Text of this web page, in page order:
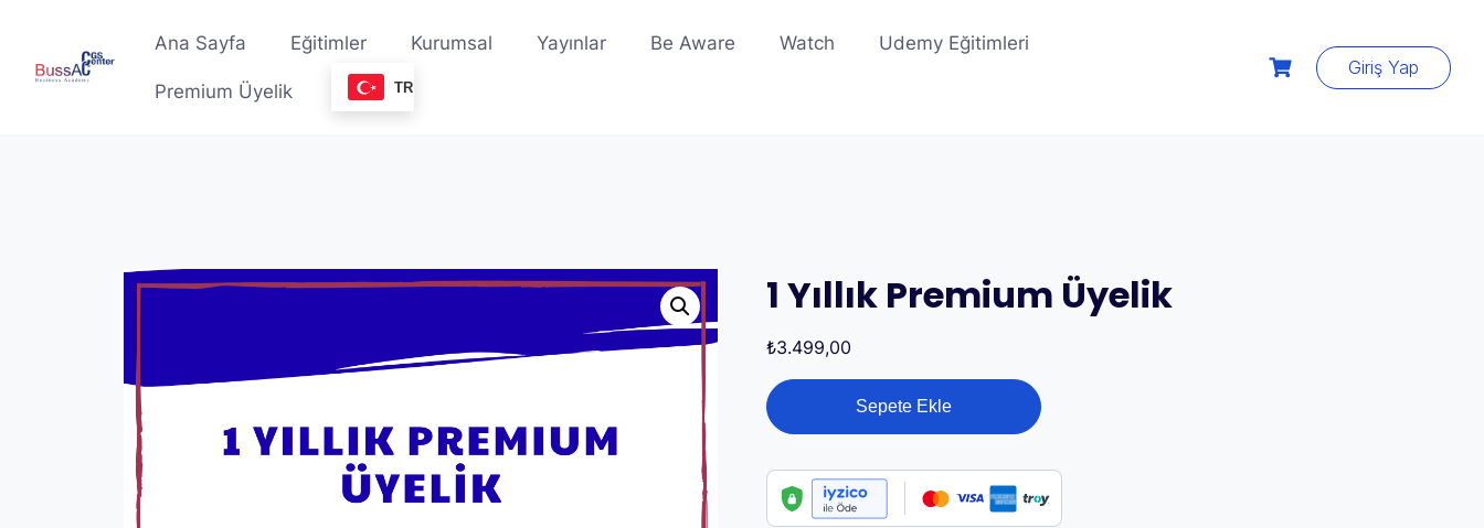
content
Ana Sayfa Eğitimler Kurumsal Yayınlar Be Aware Watch Udemy Eğitimleri
Premium Üyelik TR
Giriş Yap
1 Yıllık Premium Üyelik
₺3.499,00
1
Yıllık
Üyelik
adet
Sepete Ekle